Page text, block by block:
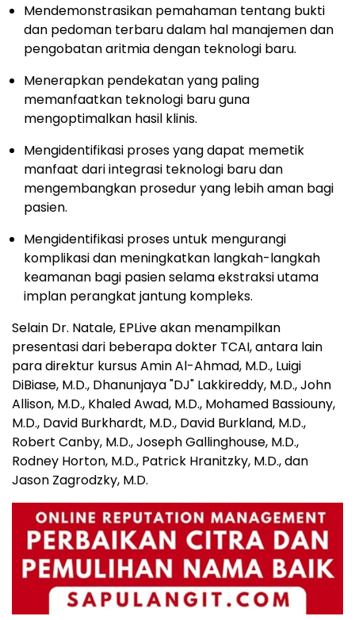
Mendemonstrasikan pemahaman tentang bukti
dan pedoman terbaru dalam hal manajemen dan
pengobatan aritmia dengan teknologi baru.
Menerapkan pendekatan yang paling
memanfaatkan teknologi baru guna
mengoptimalkan hasil klinis.
Mengidentifikasi proses yang dapat memetik
manfaat dari integrasi teknologi baru dan
mengembangkan prosedur yang lebih aman bagi
pasien.
Mengidentifikasi proses untuk mengurangi
komplikasi dan meningkatkan langkah-langkah
keamanan bagi pasien selama ekstraksi utama
implan perangkat jantung kompleks.
Selain Dr. Natale, EPLive akan menampilkan
presentasi dari beberapa dokter TCAI, antara lain
para direktur kursus Amin Al-Ahmad, M.D., Luigi
DiBiase, M.D., Dhanunjaya "DJ" Lakkireddy, M.D., John
Allison, M.D., Khaled Awad, M.D., Mohamed Bassiouny,
M.D., David Burkhardt, M.D., David Burkland, M.D.,
Robert Canby, M.D., Joseph Gallinghouse, M.D.,
Rodney Horton, M.D., Patrick Hranitzky, M.D., dan
Jason Zagrodzky, M.D.